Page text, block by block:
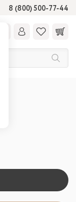
8 (800) 500-77-44